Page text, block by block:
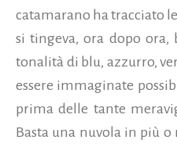
catamarano ha tracciato
si tingeva, ora dopo ora,
tonalità di blu, azzurro,
essere immaginate
prima delle tante
Basta una nuvola in più